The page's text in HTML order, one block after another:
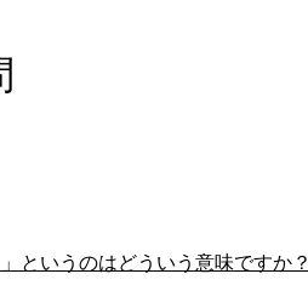
というのはどういう意味ですか？